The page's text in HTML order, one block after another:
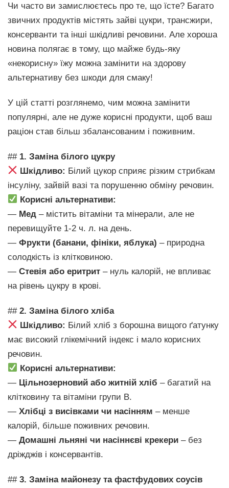
Чи часто ви замислюєтесь про те, що їсте? Багато
звичних продуктів містять зайві цукри, трансжири,
консерванти та інші шкідливі речовини. Але хороша
новина полягає в тому, що майже будь-яку
«некорисну» їжу можна замінити на здорову
альтернативу без шкоди для смаку!
У цій статті розглянемо, чим можна замінити
популярні, але не дуже корисні продукти, щоб ваш
раціон став більш збалансованим і поживним.
## 1. Заміна білого цукру
Шкідливо: Білий цукор сприяє різким стрибкам
інсуліну, зайвій вазі та порушенню обміну речовин.
Корисні альтернативи:
— Мед – містить вітаміни та мінерали, але не
перевищуйте 1-2 ч. л. на день.
— Фрукти (банани, фініки, яблука) – природна
солодкість із клітковиною.
— Стевія або еритрит – нуль калорій, не впливає
на рівень цукру в крові.
## 2. Заміна білого хліба
Шкідливо: Білий хліб з борошна вищого ґатунку
має високий глікемічний індекс і мало корисних
речовин.
Корисні альтернативи:
— Цільнозерновий або житній хліб – багатий на
клітковину та вітаміни групи B.
— Хлібці з висівками чи насінням – менше
калорій, більше поживних речовин.
— Домашні льняні чи насіннєві крекери – без
дріжджів і консервантів.
## 3. Заміна майонезу та фастфудових соусів